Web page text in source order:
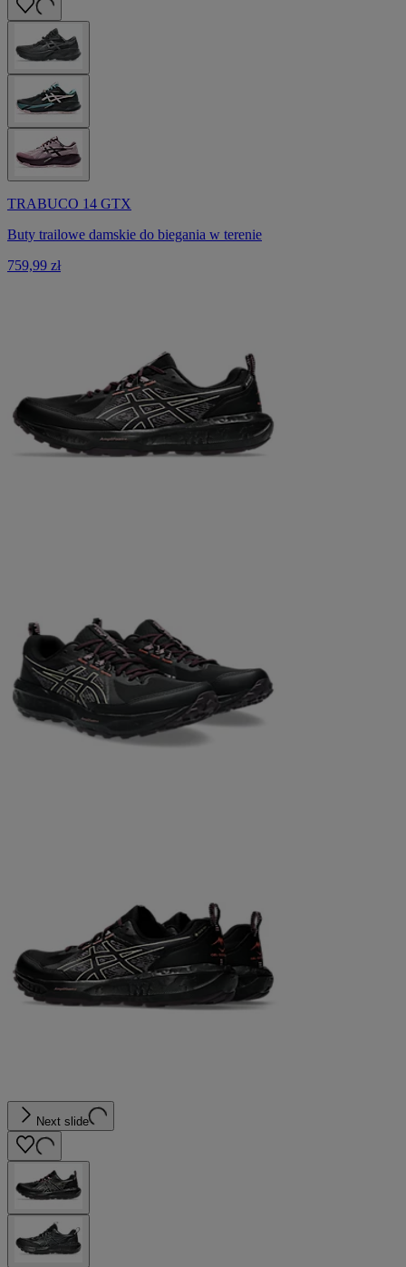
TRABUCO 14 GTX
Buty trailowe damskie do biegania w terenie
759,99 zł
Next slide